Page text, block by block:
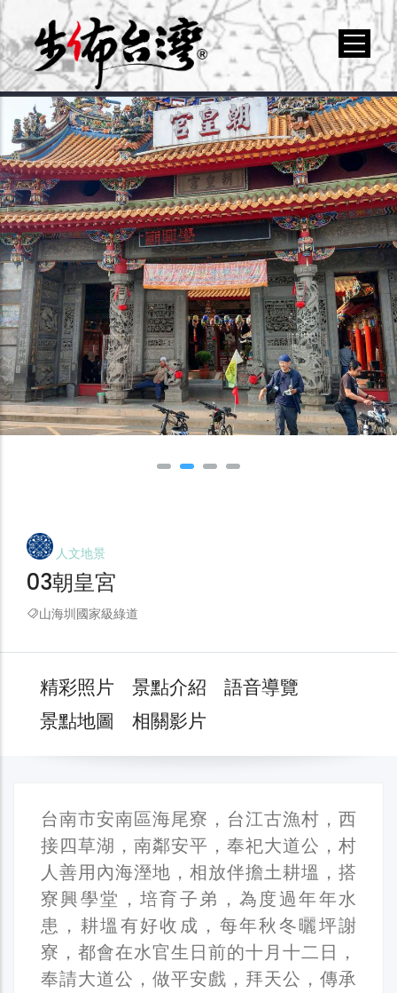
人文地景
03朝皇宮
山海圳國家級綠道
精彩照片 景點介紹
語音導覽
景點地圖
相關影片
台南市安南區海尾寮，台江古漁村，西
接四草湖，南鄰安平，奉祀大道公，村
人善用內海溼地，相放伴擔土耕塭，搭
寮興學堂，培育子弟，為度過年年水
患，耕塭有好收成，每年秋冬曬坪謝
寮，都會在水官生日前的十月十二日，
奉請大道公，做平安戲，拜天公，傳承